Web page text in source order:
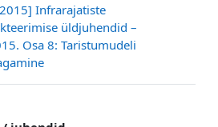
Infrarajatiste
üldjuhendid –
Osa 8: Taristumudeli
Link/URL